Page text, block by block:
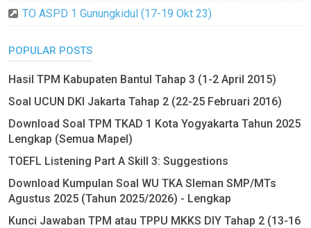
TO ASPD 1 Gunungkidul (17-19 Okt 23)
POPULAR POSTS
Hasil TPM Kabupaten Bantul Tahap 3 (1-2 April 2015)
Soal UCUN DKI Jakarta Tahap 2 (22-25 Februari 2016)
Download Soal TPM TKAD 1 Kota Yogyakarta Tahun 2025
Lengkap (Semua Mapel)
TOEFL Listening Part A Skill 3: Suggestions
Download Kumpulan Soal WU TKA Sleman SMP/MTs
Agustus 2025 (Tahun 2025/2026) - Lengkap
Kunci Jawaban TPM atau TPPU MKKS DIY Tahap 2 (13-16